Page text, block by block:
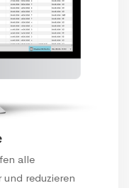
alle
reduzieren